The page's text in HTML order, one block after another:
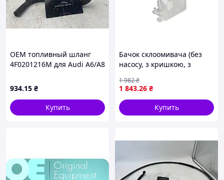
OEM топливный шланг
4F0201216M для Audi A6/A8
934.15 ₴
Купить
Бачок склоомивача (без
насосу, з кришкою, з
SKODA FABIA III, RAPID
07.12-12.22 BLIC 6905-43-
012480P
1 843.26 ₴
1 982₴
Купить